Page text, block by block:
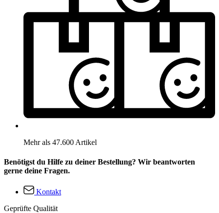
Mehr als 47.600 Artikel
Benötigst du Hilfe zu deiner Bestellung? Wir beantworten
gerne deine Fragen.
Kontakt
Geprüfte Qualität